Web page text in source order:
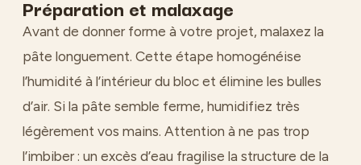
Préparation et malaxage
Avant de donner forme à votre projet, malaxez la
pâte longuement. Cette étape homogénéise
l’humidité à l’intérieur du bloc et élimine les bulles
d’air. Si la pâte semble ferme, humidifiez très
légèrement vos mains. Attention à ne pas trop
l’imbiber : un excès d’eau fragilise la structure de la